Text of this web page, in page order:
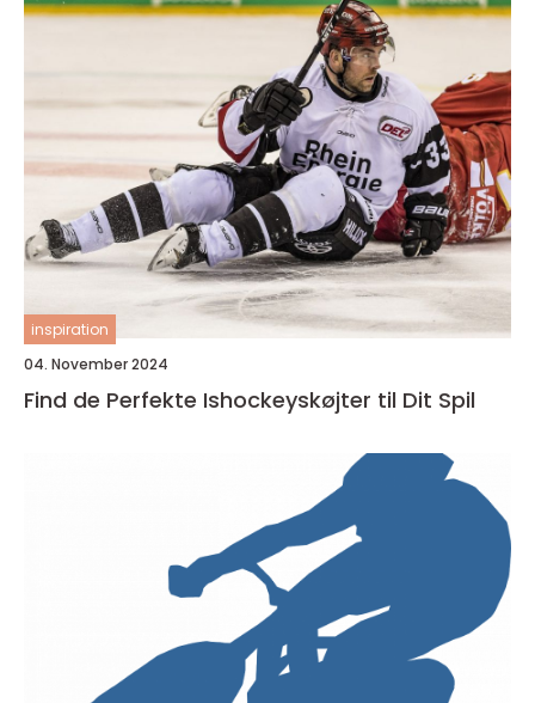
inspiration
04. November 2024
Find de Perfekte Ishockeyskøjter til Dit Spil